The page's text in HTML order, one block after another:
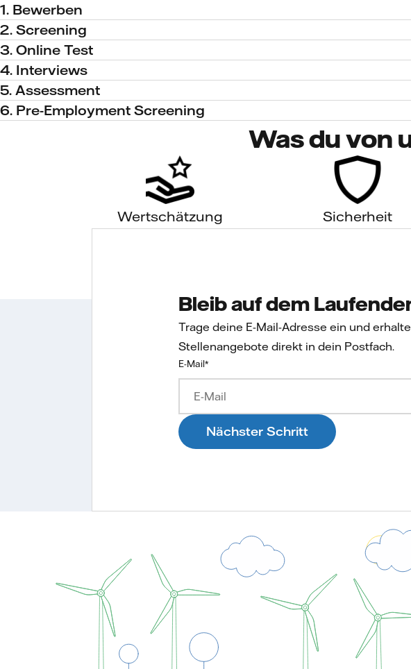
1. Bewerben
2. Screening
3. Online Test
4. Interviews
5. Assessment
6. Pre-Employment Screening
Was du von
Wertschätzung Sicherheit
Bleib auf dem
Trage deine E-Mail-Adresse ein und
Stellenangebote direkt in dein Postfach.
E-Mail*
Nächster Schritt